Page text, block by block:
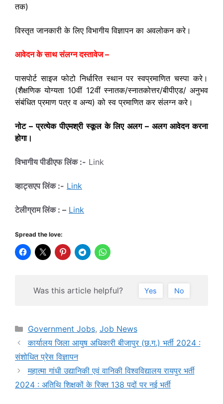
तक)
विस्तृत जानकारी के लिए विभागीय विज्ञापन का अवलोकन करे।
आवेदन के साथ संलग्न दस्तावेज –
पासपोर्ट साइज फोटो निर्धारित स्थान पर स्वप्रमाणित चस्पा करे।
(शैक्षणिक योग्यता 10वीं 12वीं स्नातक/स्नातकोत्तर/बीपीएड/ अनुभव
संबंधित प्रमाण पत्र व अन्य) को स्व प्रमाणित कर संलग्न करे।
नोट – प्रत्येक पीएमश्री स्कूल के लिए अलग – अलग आवेदन करना
होगा।
विभागीय पीडीएफ लिंक :- Link
व्हाट्सएप लिंक :- Link
टेलीग्राम लिंक : – Link
Spread the love:
Was this article helpful? Yes No
Categories
Government Jobs, Job News
कार्यालय जिला आयुष अधिकारी बीजापुर (छ.ग.) भर्ती 2024 :
संशोधित प्रेस विज्ञापन
महात्मा गांधी उद्यानिकी एवं वानिकी विश्वविद्यालय रायपुर भर्ती
2024 : अतिथि शिक्षकों के रिक्त 138 पदों पर नई भर्ती